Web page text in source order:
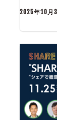
2025年10月